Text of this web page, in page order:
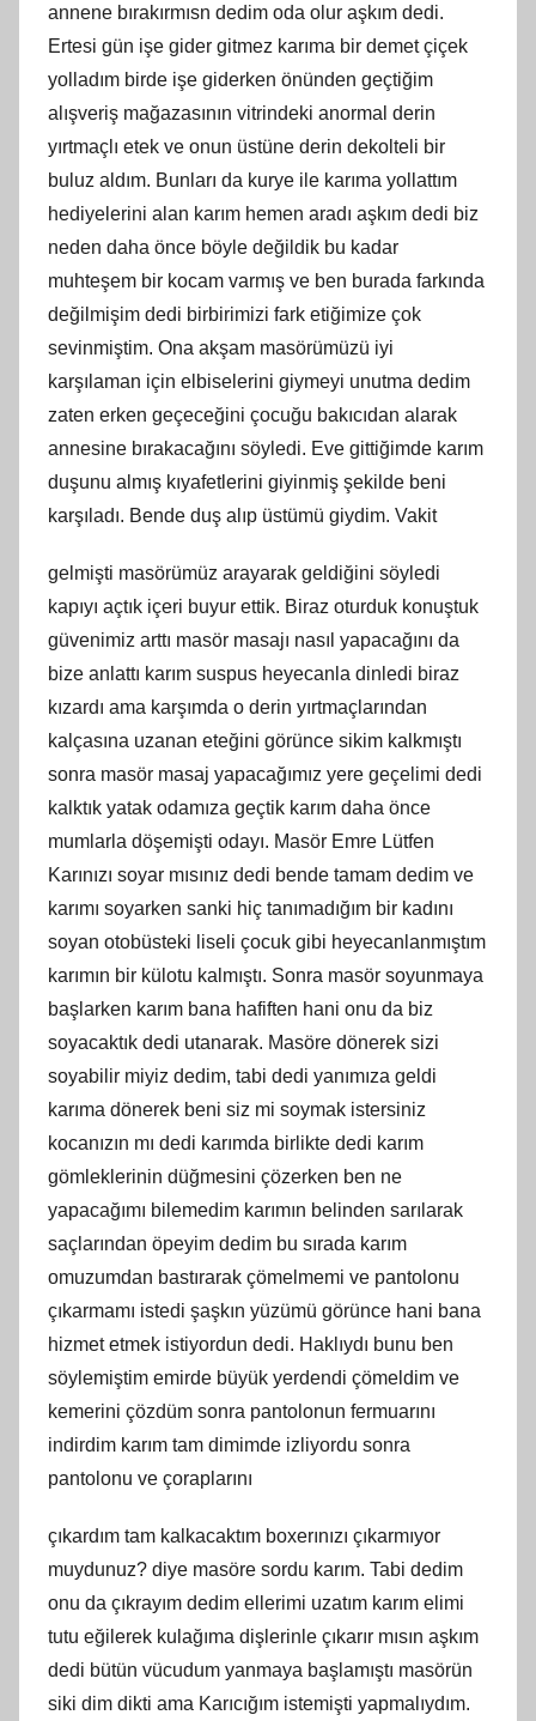
annene bırakırmısn dedim oda olur aşkım dedi.
Ertesi gün işe gider gitmez karıma bir demet çiçek
yolladım birde işe giderken önünden geçtiğim
alışveriş mağazasının vitrindeki anormal derin
yırtmaçlı etek ve onun üstüne derin dekolteli bir
buluz aldım. Bunları da kurye ile karıma yollattım
hediyelerini alan karım hemen aradı aşkım dedi biz
neden daha önce böyle değildik bu kadar
muhteşem bir kocam varmış ve ben burada farkında
değilmişim dedi birbirimizi fark etiğimize çok
sevinmiştim. Ona akşam masörümüzü iyi
karşılaman için elbiselerini giymeyi unutma dedim
zaten erken geçeceğini çocuğu bakıcıdan alarak
annesine bırakacağını söyledi. Eve gittiğimde karım
duşunu almış kıyafetlerini giyinmiş şekilde beni
karşıladı. Bende duş alıp üstümü giydim. Vakit
gelmişti masörümüz arayarak geldiğini söyledi
kapıyı açtık içeri buyur ettik. Biraz oturduk konuştuk
güvenimiz arttı masör masajı nasıl yapacağını da
bize anlattı karım suspus heyecanla dinledi biraz
kızardı ama karşımda o derin yırtmaçlarından
kalçasına uzanan eteğini görünce sikim kalkmıştı
sonra masör masaj yapacağımız yere geçelimi dedi
kalktık yatak odamıza geçtik karım daha önce
mumlarla döşemişti odayı. Masör Emre Lütfen
Karınızı soyar mısınız dedi bende tamam dedim ve
karımı soyarken sanki hiç tanımadığım bir kadını
soyan otobüsteki liseli çocuk gibi heyecanlanmıştım
karımın bir külotu kalmıştı. Sonra masör soyunmaya
başlarken karım bana hafiften hani onu da biz
soyacaktık dedi utanarak. Masöre dönerek sizi
soyabilir miyiz dedim, tabi dedi yanımıza geldi
karıma dönerek beni siz mi soymak istersiniz
kocanızın mı dedi karımda birlikte dedi karım
gömleklerinin düğmesini çözerken ben ne
yapacağımı bilemedim karımın belinden sarılarak
saçlarından öpeyim dedim bu sırada karım
omuzumdan bastırarak çömelmemi ve pantolonu
çıkarmamı istedi şaşkın yüzümü görünce hani bana
hizmet etmek istiyordun dedi. Haklıydı bunu ben
söylemiştim emirde büyük yerdendi çömeldim ve
kemerini çözdüm sonra pantolonun fermuarını
indirdim karım tam dimimde izliyordu sonra
pantolonu ve çoraplarını
çıkardım tam kalkacaktım boxerınızı çıkarmıyor
muydunuz? diye masöre sordu karım. Tabi dedim
onu da çıkrayım dedim ellerimi uzatım karım elimi
tutu eğilerek kulağıma dişlerinle çıkarır mısın aşkım
dedi bütün vücudum yanmaya başlamıştı masörün
siki dim dikti ama Karıcığım istemişti yapmalıydım.